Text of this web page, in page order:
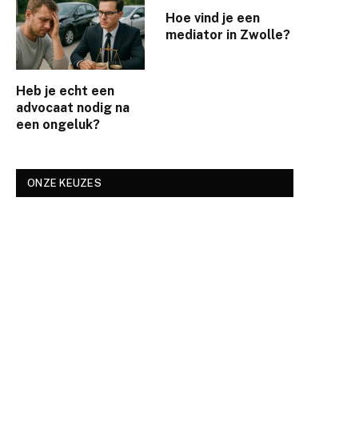
Heb je echt een
advocaat nodig na
een ongeluk?
Hoe vind je een
mediator in Zwolle?
ONZE KEUZES